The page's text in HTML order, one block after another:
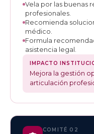
Vela por las buenas
profesionales.
Recomienda
médico.
Formula
asistencia legal.
IMPACTO
Mejora la gestión
articulación
COMITÉ 02